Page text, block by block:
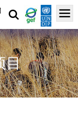
目